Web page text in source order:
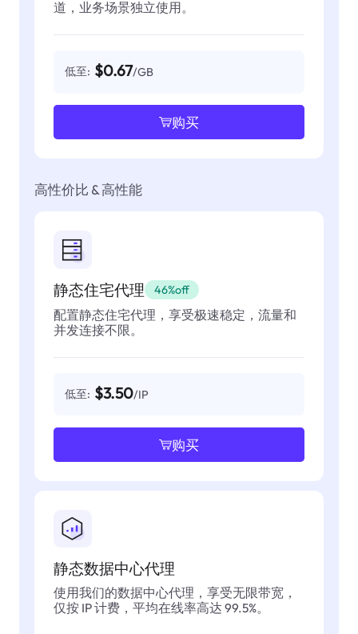
道，业务场景独立使用。
低至: $0.67/GB
购买
高性价比 & 高性能
静态住宅代理 46%off
配置静态住宅代理，享受极速稳定，流量和
并发连接不限。
低至: $3.50/IP
购买
静态数据中心代理
使用我们的数据中心代理，享受无限带宽，
仅按 IP 计费，平均在线率高达 99.5%。